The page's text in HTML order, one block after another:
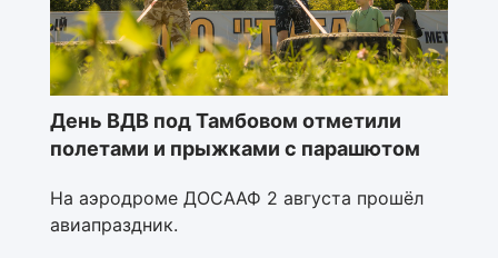
День ВДВ под Тамбовом отметили
полетами и прыжками с парашютом
На аэродроме ДОСААФ 2 августа прошёл
авиапраздник.